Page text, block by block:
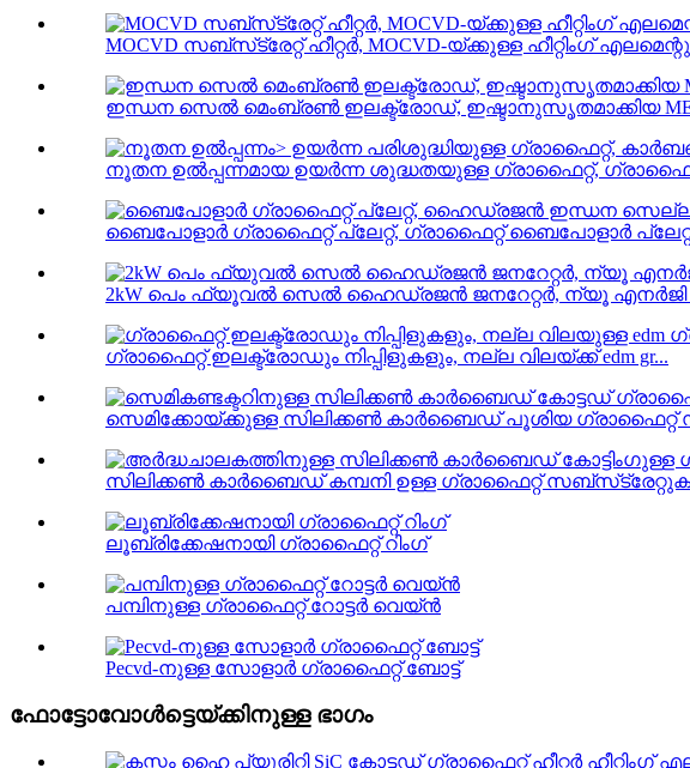
MOCVD സബ്‌സ്‌ട്രേറ്റ് ഹീറ്റർ, MOCVD-യ്‌ക്കുള്ള ഹീറ്റിംഗ്
ഇന്ധന സെൽ മെംബ്രൺ ഇലക്ട്രോഡ്, ഇഷ്ടാനുസൃതമാക്കിയ
നൂതന ഉൽപ്പന്നമായ ഉയർന്ന ശുദ്ധതയുള്ള ഗ്രാഫൈറ്റ്,
ബൈപോളാർ ഗ്രാഫൈറ്റ് പ്ലേറ്റ്, ഗ്രാഫൈറ്റ് ബൈപോളാർ പ്ലേറ്റ്
2kW പെം ഫ്യൂവൽ സെൽ ഹൈഡ്രജൻ ജനറേറ്റർ, ന്യൂ എനർജി
ഗ്രാഫൈറ്റ് ഇലക്ട്രോഡും നിപ്പിളുകളും, നല്ല വിലയ്ക്ക് edm gr...
സെമിക്കോയ്ക്കുള്ള സിലിക്കൺ കാർബൈഡ് പൂശിയ ഗ്രാഫൈറ്റ്
സിലിക്കൺ കാർബൈഡ് കമ്പനി ഉള്ള ഗ്രാഫൈറ്റ്
ലൂബ്രിക്കേഷനായി ഗ്രാഫൈറ്റ് റിംഗ്
പമ്പിനുള്ള ഗ്രാഫൈറ്റ് റോട്ടർ വെയ്ൻ
Pecvd-നുള്ള സോളാർ ഗ്രാഫൈറ്റ് ബോട്ട്
ഫോട്ടോവോൾട്ടെയ്‌ക്കിനുള്ള ഭാഗം